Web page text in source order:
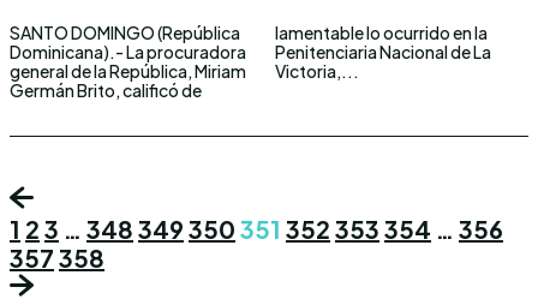
SANTO DOMINGO (República
Dominicana).- La procuradora
general de la República, Miriam
Germán Brito, calificó de
lamentable lo ocurrido en la
Penitenciaria Nacional de La
Victoria,...
1 2 3 … 348 349 350 351 352 353 354 … 356
357 358